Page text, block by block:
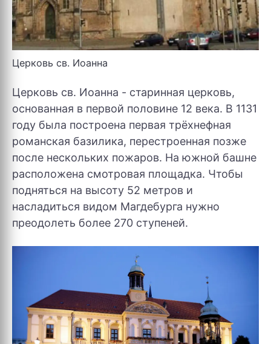
Церковь св. Иоанна
Церковь св. Иоанна - старинная церковь,
основанная в первой половине 12 века. В 1131
году была построена первая трёхнефная
романская базилика, перестроенная позже
после нескольких пожаров. На южной башне
расположена смотровая площадка. Чтобы
подняться на высоту 52 метров и
насладиться видом Магдебурга нужно
преодолеть более 270 ступеней.